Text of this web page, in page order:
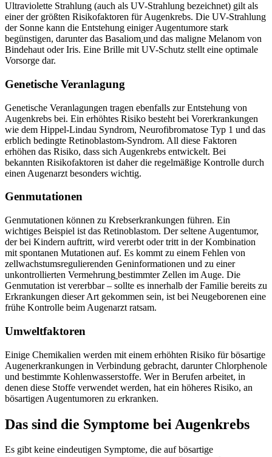
Ultraviolette Strahlung (auch als UV-Strahlung bezeichnet) gilt als
einer der größten Risikofaktoren für Augenkrebs. Die UV-Strahlung
der Sonne kann die Entstehung einiger Augentumore stark
begünstigen, darunter das Basaliom und das maligne Melanom von
Bindehaut oder Iris. Eine Brille mit UV-Schutz stellt eine optimale
Vorsorge dar.
Genetische Veranlagung
Genetische Veranlagungen tragen ebenfalls zur Entstehung von
Augenkrebs bei. Ein erhöhtes Risiko besteht bei Vorerkrankungen
wie dem Hippel-Lindau Syndrom, Neurofibromatose Typ 1 und das
erblich bedingte Retinoblastom-Syndrom. All diese Faktoren
erhöhen das Risiko, dass sich Augenkrebs entwickelt. Bei
bekannten Risikofaktoren ist daher die regelmäßige Kontrolle durch
einen Augenarzt besonders wichtig.
Genmutationen
Genmutationen können zu Krebserkrankungen führen. Ein
wichtiges Beispiel ist das Retinoblastom. Der seltene Augentumor,
der bei Kindern auftritt, wird vererbt oder tritt in der Kombination
mit spontanen Mutationen auf. Es kommt zu einem Fehlen von
zellwachstumsregulierenden Geninformationen und zu einer
unkontrollierten Vermehrung bestimmter Zellen im Auge. Die
Genmutation ist vererbbar – sollte es innerhalb der Familie bereits zu
Erkrankungen dieser Art gekommen sein, ist bei Neugeborenen eine
frühe Kontrolle beim Augenarzt ratsam.
Umweltfaktoren
Einige Chemikalien werden mit einem erhöhten Risiko für bösartige
Augenerkrankungen in Verbindung gebracht, darunter Chlorphenole
und bestimmte Kohlenwasserstoffe. Wer in Berufen arbeitet, in
denen diese Stoffe verwendet werden, hat ein höheres Risiko, an
bösartigen Augentumoren zu erkranken.
Das sind die Symptome bei Augenkrebs
Es gibt keine eindeutigen Symptome, die auf bösartige